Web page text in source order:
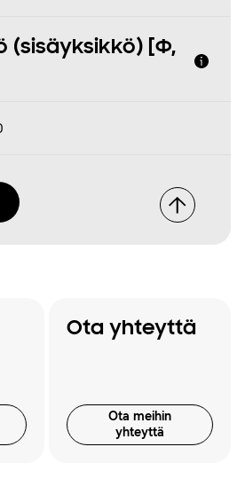
(sisäyksikkö) [Φ,
Ota yhteyttä
Ota meihin
yhteyttä